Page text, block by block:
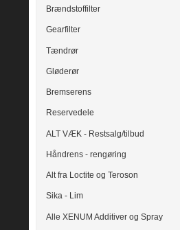
Brændstoffilter
Gearfilter
Tændrør
Gløderør
Bremserens
Reservedele
ALT VÆK - Restsalg/tilbud
Håndrens - rengøring
Alt fra Loctite og Teroson
Sika - Lim
Alle XENUM Additiver og Spray